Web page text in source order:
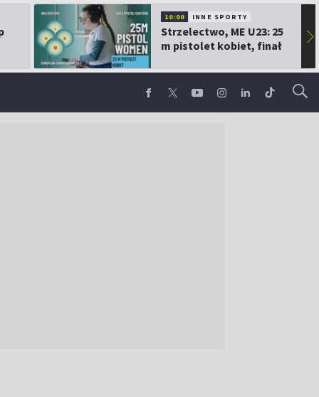
10:00 INNE SPORTY
Strzelectwo, ME U23: 25
m pistolet kobiet, finał
▶